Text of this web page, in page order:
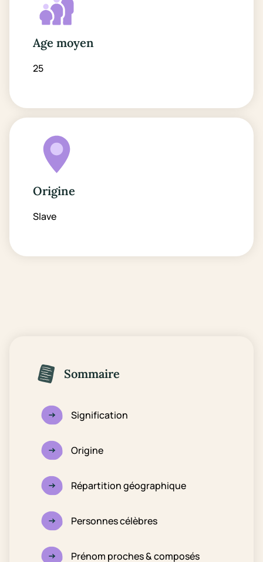
Age moyen
25
Origine
Slave
Sommaire
Signification
Origine
Répartition géographique
Personnes célèbres
Prénom proches & composés